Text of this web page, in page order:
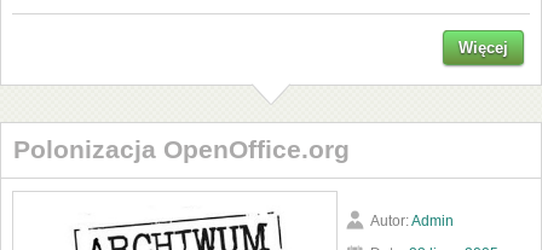
Więcej
Polonizacja OpenOffice.org
Autor:Admin